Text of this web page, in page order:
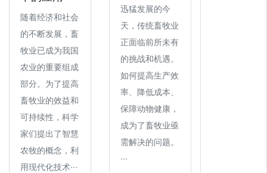
随着经济和社会
的不断发展，畜
牧业已成为我国
农业的重要组成
部分。为了提高
畜牧业的效益和
可持续性，科学
家们提出了智慧
农牧的概念，利
用现代化技术···
迅猛发展的今
天，传统畜牧业
正面临前所未有
的挑战和机遇。
如何提高生产效
率、降低成本、
保障动物健康，
成为了畜牧业亟
需解决的问题。
···